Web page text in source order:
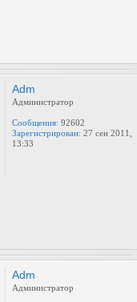
Adm
Администратор
Сообщения: 92602
Зарегистрирован: 27 сен 2011,
13:33
Adm
Администратор